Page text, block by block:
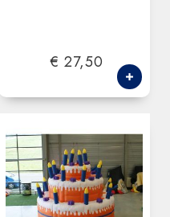
€ 27,50